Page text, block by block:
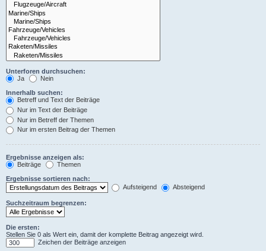
Unterforen durchsuchen:
Ja
Nein
Innerhalb suchen:
Betreff und Text der Beiträge
Nur im Text der Beiträge
Nur im Betreff der Themen
Nur im ersten Beitrag der Themen
Ergebnisse anzeigen als:
Beiträge
Themen
Ergebnisse sortieren nach:
Aufsteigend
Absteigend
Suchzeitraum begrenzen:
Die ersten:
Stellen Sie 0 als Wert ein, damit der komplette Beitrag angezeigt wird.
Zeichen der Beiträge anzeigen